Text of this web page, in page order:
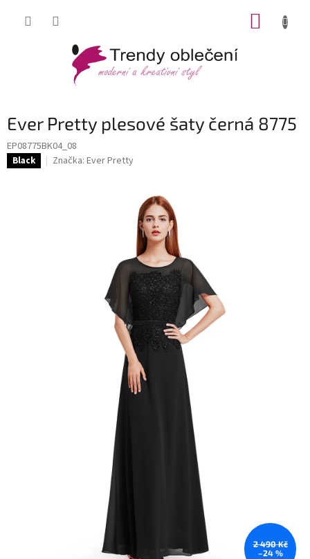
Ever Pretty plesové šaty černá 8775
EP08775BK04_08
Black Značka: Ever Pretty
2 490 Kč
–24 %